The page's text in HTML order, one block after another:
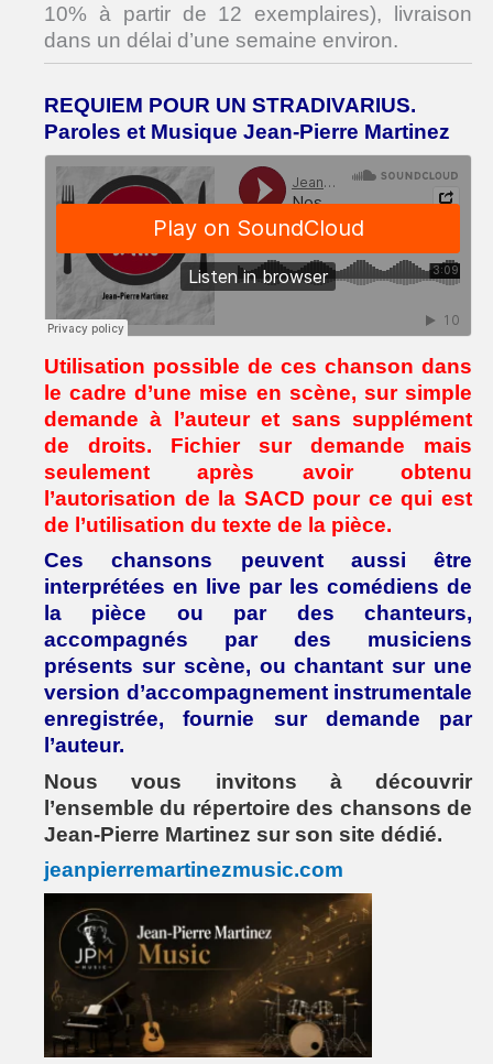
10% à partir de 12 exemplaires), livraison
dans un délai d’une semaine environ.
REQUIEM POUR UN STRADIVARIUS.
Paroles et Musique Jean-Pierre Martinez
Utilisation possible de ces chanson dans
le cadre d’une mise en scène, sur simple
demande à l’auteur et sans supplément
de droits. Fichier sur demande mais
seulement après avoir obtenu
l’autorisation de la SACD pour ce qui est
de l’utilisation du texte de la pièce.
Ces chansons peuvent aussi être
interprétées en live par les comédiens de
la pièce ou par des chanteurs,
accompagnés par des musiciens
présents sur scène, ou chantant sur une
version d’accompagnement instrumentale
enregistrée, fournie sur demande par
l’auteur.
Nous vous invitons à découvrir
l’ensemble du répertoire des chansons de
Jean-Pierre Martinez sur son site dédié.
jeanpierremartinezmusic.com